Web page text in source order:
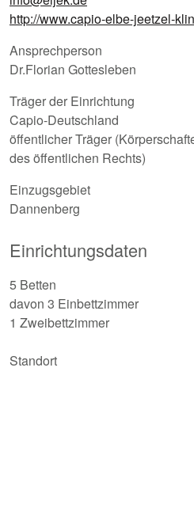
http://www.capio-elbe-jeetzel-
Ansprechperson
Dr.Florian Gottesleben
Träger der Einrichtung
Capio-Deutschland
öffentlicher Träger
des öffentlichen Rechts)
Einzugsgebiet
Dannenberg
Einrichtungsdaten
5 Betten
davon 3 Einbettzimmer
1 Zweibettzimmer
Standort